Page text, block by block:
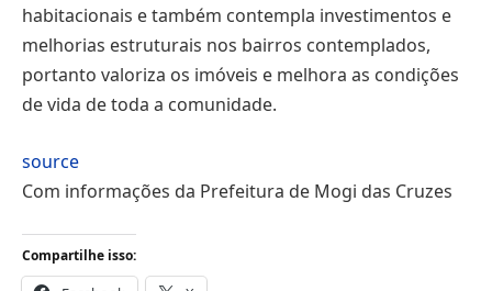
habitacionais e também contempla investimentos e
melhorias estruturais nos bairros contemplados,
portanto valoriza os imóveis e melhora as condições
de vida de toda a comunidade.
source
Com informações da Prefeitura de Mogi das Cruzes
Compartilhe isso: